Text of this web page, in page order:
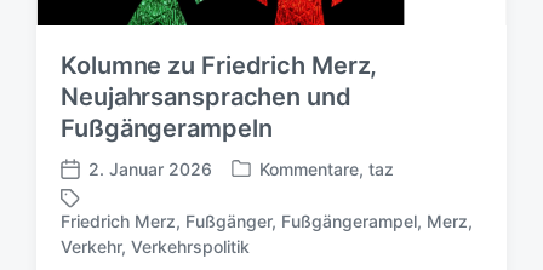
Kolumne zu Friedrich Merz,
Neujahrsansprachen und
Fußgängerampeln
V
e
r
ö
2. Januar 2026
V
r
ö
Kommentare, taz
S
Friedrich Merz, Fußgänger, Fußgängerampel, Merz,
Verkehr, Verkehrspolitik